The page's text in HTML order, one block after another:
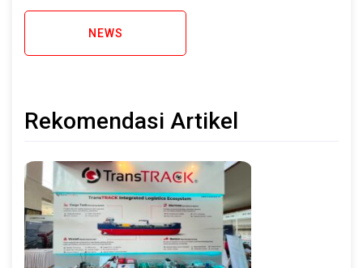
NEWS
Rekomendasi Artikel